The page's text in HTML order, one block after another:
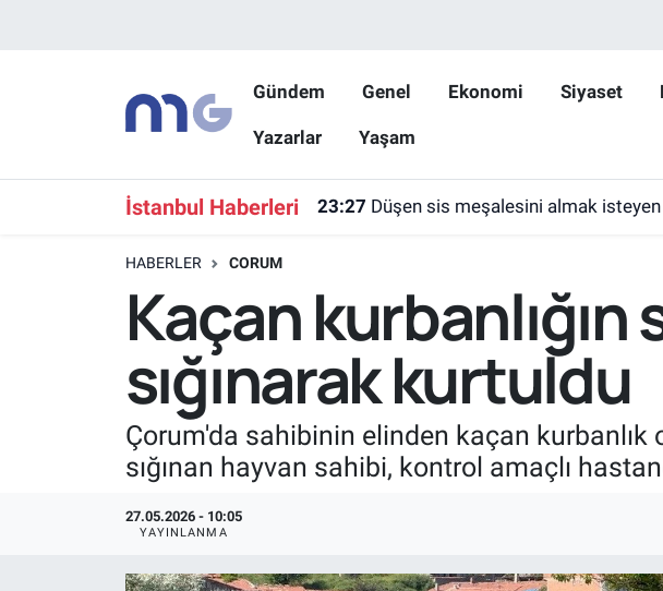
Gündem Genel Ekonomi Siyaset
Yazarlar Yaşam
İstanbul Haberleri 23:27 Düşen sis meşalesini almak
HABERLER CORUM
Kaçan kurbanlığın
sığınarak kurtuldu
Çorum'da sahibinin elinden kaçan kurbanlık
sığınan hayvan sahibi, kontrol amaçlı
27.05.2026 - 10:05
YAYINLANMA
Hava Durumu
İstanbul Namaz Vakitleri
Süper Lig Puan Durumu ve Fikstür
Tüm Manşetler
Son Dakika Haberleri
Haber Arşivi